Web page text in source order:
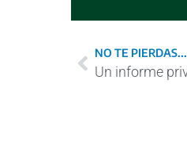
NO TE PIERDAS...